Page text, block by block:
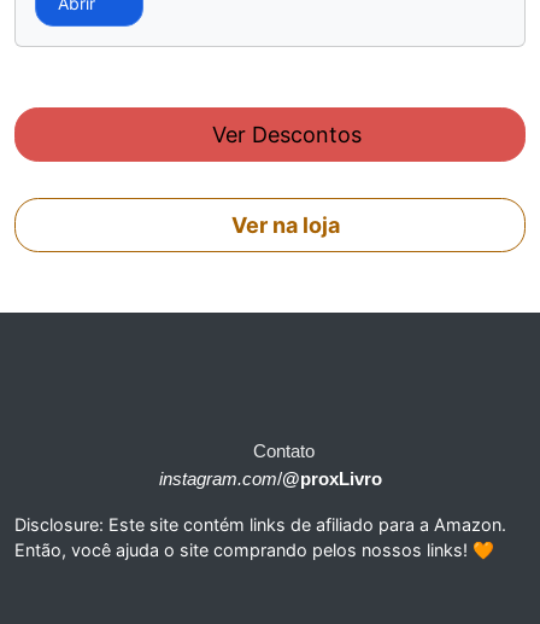
Ver Descontos
Ver na loja
Contato
instagram.com/@proxLivro
Disclosure: Este site contém links de afiliado para a Amazon.
Então, você ajuda o site comprando pelos nossos links! 🧡